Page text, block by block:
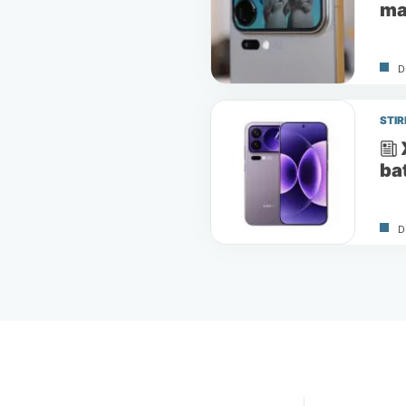
STIRI